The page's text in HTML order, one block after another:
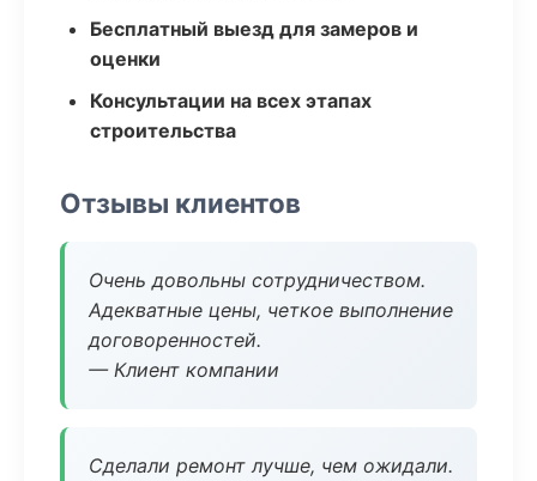
Бесплатный выезд для замеров и
оценки
Консультации на всех этапах
строительства
Отзывы клиентов
Очень довольны сотрудничеством.
Адекватные цены, четкое выполнение
договоренностей.
— Клиент компании
Сделали ремонт лучше, чем ожидали.